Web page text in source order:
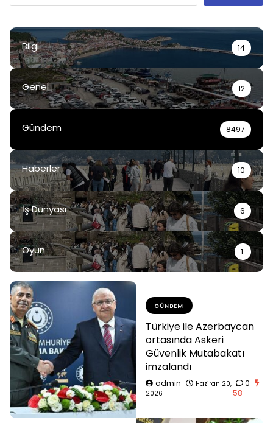
Bilgi 14
Genel 12
Gündem 8497
Haberler 10
İş Dünyası 6
Oyun 1
GÜNDEM
Türkiye ile Azerbaycan
ortasında Askeri
Güvenlik Mutabakatı
imzalandı
admin
Haziran 20,
2026
0
58